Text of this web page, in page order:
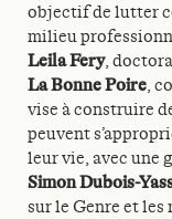
objectif de lutter
milieu
Leila Fery,
La Bonne Poire,
vise à construire
peuvent
leur vie, avec une
Simon Dubois-
sur le Genre et les